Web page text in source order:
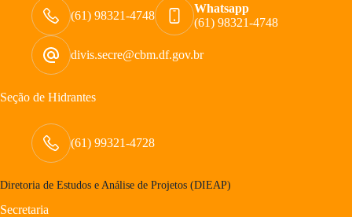
(61) 98321-4748
Whatsapp
(61) 98321-4748
divis.secre@cbm.df.gov.br
Seção de Hidrantes
(61) 99321-4728
Diretoria de Estudos e Análise de Projetos (DIEAP)
Secretaria